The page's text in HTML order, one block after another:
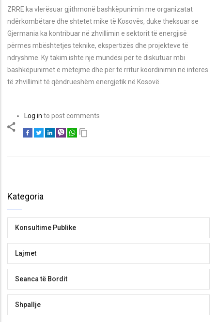
ZRRE ka vlerësuar gjithmonë bashkëpunimin me organizatat
ndërkombëtare dhe shtetet mike të Kosovës, duke theksuar se
Gjermania ka kontribuar në zhvillimin e sektorit të energjisë
përmes mbështetjes teknike, ekspertizës dhe projekteve të
ndryshme. Ky takim ishte një mundësi për të diskutuar mbi
bashkëpunimet e mëtejme dhe për të rritur koordinimin në interes
të zhvillimit të qëndrueshëm energjetik në Kosovë.
Log in to post comments
Kategoria
Konsultime Publike
Lajmet
Seanca të Bordit
Shpallje